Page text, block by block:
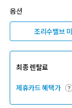
옵션
조리수밸브
최종 렌탈료
제휴카드 혜택가 ?